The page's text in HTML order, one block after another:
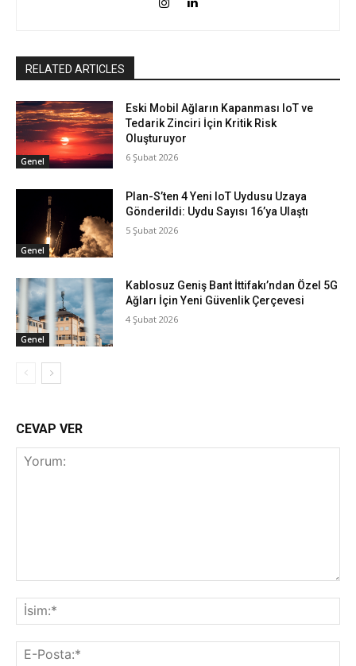
RELATED ARTICLES
Genel
Eski Mobil Ağların Kapanması IoT ve
Tedarik Zinciri İçin Kritik Risk
Oluşturuyor
6 Şubat 2026
Genel
Plan-S’ten 4 Yeni IoT Uydusu Uzaya
Gönderildi: Uydu Sayısı 16’ya Ulaştı
5 Şubat 2026
Genel
Kablosuz Geniş Bant İttifakı’ndan Özel 5G
Ağları İçin Yeni Güvenlik Çerçevesi
4 Şubat 2026
CEVAP VER